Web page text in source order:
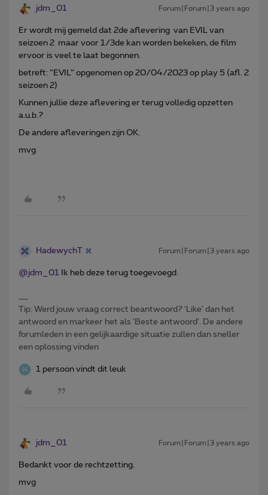
jdm_01 Forum|Forum|3 years ago
Er wordt mij gemeld dat 2de aflevering van EVIL van
seizoen 2 maar voor 1/3de kan worden bekeken, de film
ervoor is veel te laat begonnen.
betreft: “EVIL” opgenomen op 20/04/2023 op play 5 (afl. 2
seizoen 2)
Kunnen jullie deze aflevering er terug volledig opzetten
a.u.b.?
De andere afleveringen zijn OK.
mvg
HadewychT Forum|Forum|3 years ago
@jdm_01 Ik heb deze terug toegevoegd.
Tip: Werd jouw vraag correct beantwoord? ‘Like’ dan het
antwoord en markeer het als 'Beste antwoord'. De andere
forumleden in een gelijkaardige situatie zullen dan sneller
een oplossing vinden
1 persoon vindt dit leuk
jdm_01 Forum|Forum|3 years ago
Bedankt voor de rechtzetting.
mvg